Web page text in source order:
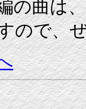
の曲は
ので、